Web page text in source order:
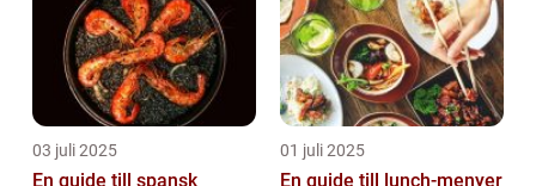
03 juli 2025
En guide till spansk
01 juli 2025
En guide till lunch-menyer